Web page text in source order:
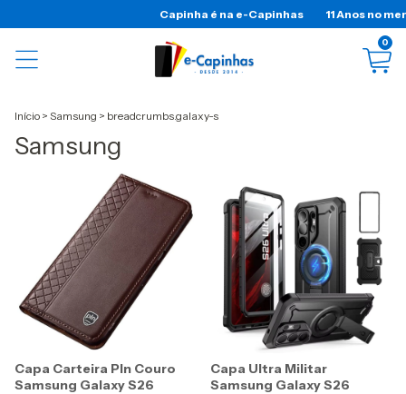
Capinha é na e-Capinhas 11 Anos no mercado!
0
Início > Samsung > breadcrumbs.galaxy-s
Samsung
Capa Carteira Pln Couro
Samsung Galaxy S26
Capa Ultra Militar
Samsung Galaxy S26